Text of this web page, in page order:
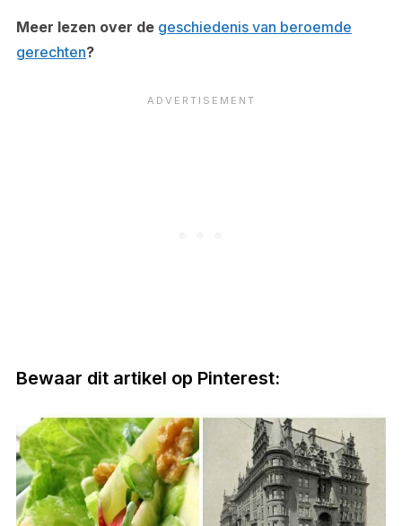
Meer lezen over de geschiedenis van beroemde
gerechten?
Bewaar dit artikel op Pinterest: